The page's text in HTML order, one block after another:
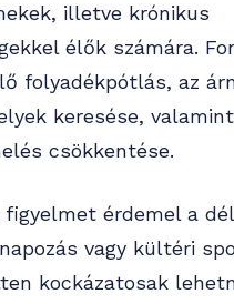
illetve krónikus
élők számára.
folyadékpótlás, az
keresése,
csökkentése.
figyelmet érdemel a
vagy kültéri
kockázatosak